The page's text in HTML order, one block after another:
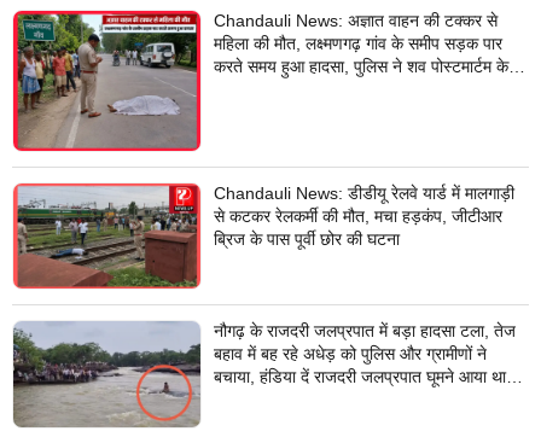
Chandauli News: अज्ञात वाहन की टक्कर से
महिला की मौत, लक्ष्मणगढ़ गांव के समीप सड़क पार
करते समय हुआ हादसा, पुलिस ने शव पोस्टमार्टम के
Chandauli News: डीडीयू रेलवे यार्ड में मालगाड़ी
से कटकर रेलकर्मी की मौत, मचा हड़कंप, जीटीआर
ब्रिज के पास पूर्वी छोर की घटना
नौगढ़ के राजदरी जलप्रपात में बड़ा हादसा टला, तेज
बहाव में बह रहे अधेड़ को पुलिस और ग्रामीणों ने
बचाया, हंडिया दें राजदरी जलप्रपात घूमने आया था